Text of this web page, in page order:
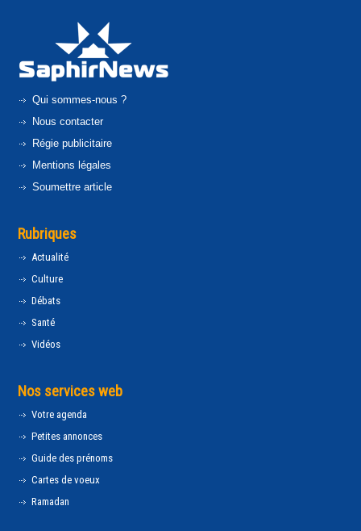
Qui sommes-nous ?
Nous contacter
Régie publicitaire
Mentions légales
Soumettre article
Rubriques
Actualité
Culture
Débats
Santé
Vidéos
Nos services web
Votre agenda
Petites annonces
Guide des prénoms
Cartes de voeux
Ramadan